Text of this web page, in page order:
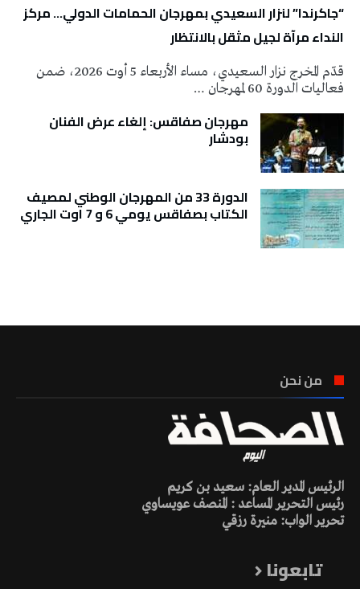
“جاكرندا” لنزار السعيدي بمهرجان الحمامات الدولي… مركز
النداء مرآة لجيل مثقل بالانتظار
قدّم المخرج نزار السعيدي، مساء الأربعاء 5 أوت 2026، ضمن
فعاليات الدورة 60 لمهرجان …
مهرجان صفاقس: إلغاء عرض الفنان
بودشار
الدورة 33 من المهرجان الوطني لمصيف
الكتاب بصفاقس يومي 6 و 7 اوت الجاري
من نحن
الرئيس المدير العام: سعيد بن كريم
رئيس التحرير المساعد : المنصف عويساوي
تحرير الواب: منيرة رزقي
تابعونا